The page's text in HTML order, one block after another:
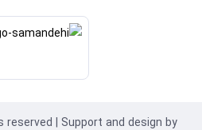
| Support and design by